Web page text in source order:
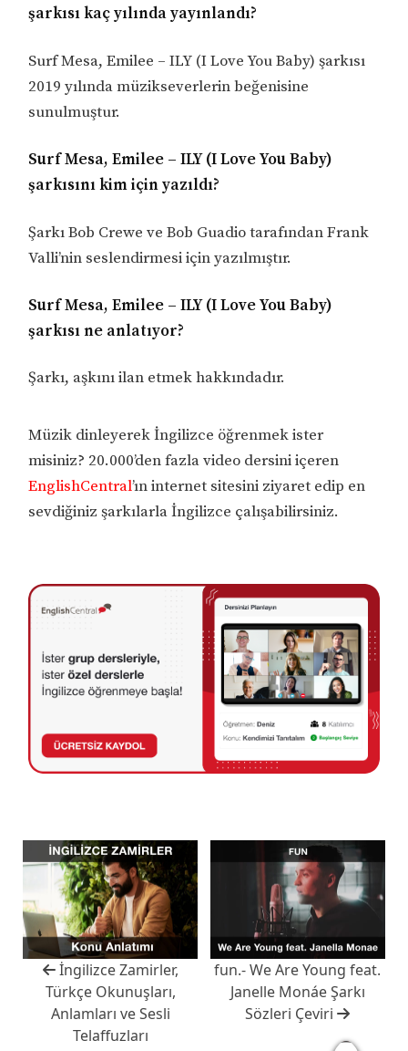
şarkısı kaç yılında yayınlandı?
Surf Mesa, Emilee – ILY (I Love You Baby) şarkısı
2019 yılında müzikseverlerin beğenisine
sunulmuştur.
Surf Mesa, Emilee – ILY (I Love You Baby)
şarkısını kim için yazıldı?
Şarkı Bob Crewe ve Bob Guadio tarafından Frank
Valli’nin seslendirmesi için yazılmıştır.
Surf Mesa, Emilee – ILY (I Love You Baby)
şarkısı ne anlatıyor?
Şarkı, aşkını ilan etmek hakkındadır.
Müzik dinleyerek İngilizce öğrenmek ister
misiniz? 20.000’den fazla video dersini içeren
EnglishCentral’ın internet sitesini ziyaret edip en
sevdiğiniz şarkılarla İngilizce çalışabilirsiniz.
İngilizce Zamirler,
Türkçe Okunuşları,
Anlamları ve Sesli
Telaffuzları
fun.- We Are Young feat.
Janelle Monáe Şarkı
Sözleri Çeviri